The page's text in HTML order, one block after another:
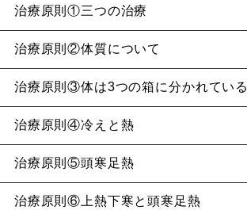
治療原則①三つの治療
治療原則②体質について
治療原則③体は3つの箱に分かれている
治療原則④冷えと熱
治療原則⑤頭寒足熱
治療原則⑥上熱下寒と頭寒足熱